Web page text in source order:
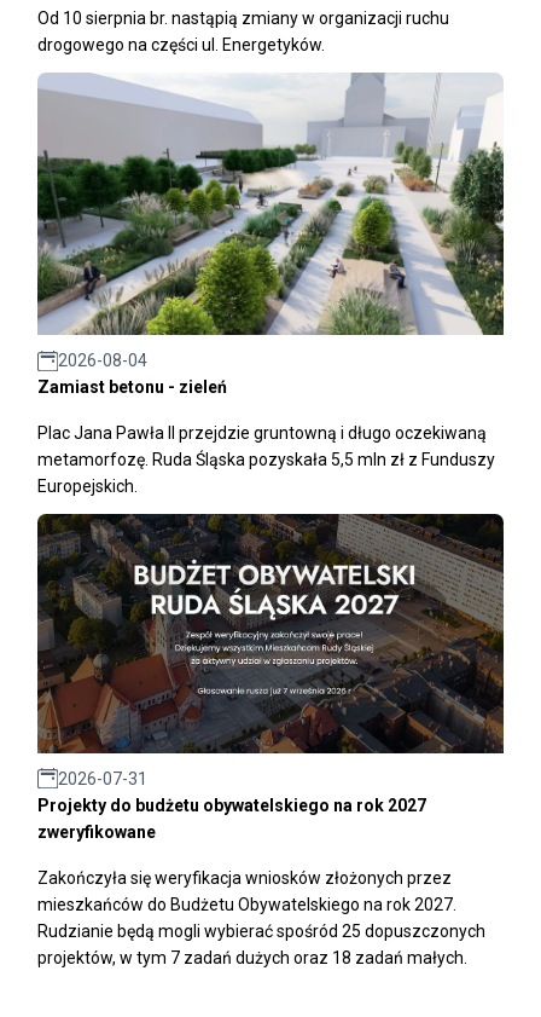
Od 10 sierpnia br. nastąpią zmiany w organizacji ruchu
drogowego na części ul. Energetyków.
2026-08-04
Zamiast betonu - zieleń
Plac Jana Pawła II przejdzie gruntowną i długo oczekiwaną
metamorfozę. Ruda Śląska pozyskała 5,5 mln zł z Funduszy
Europejskich.
2026-07-31
Projekty do budżetu obywatelskiego na rok 2027
zweryfikowane
Zakończyła się weryfikacja wniosków złożonych przez
mieszkańców do Budżetu Obywatelskiego na rok 2027.
Rudzianie będą mogli wybierać spośród 25 dopuszczonych
projektów, w tym 7 zadań dużych oraz 18 zadań małych.